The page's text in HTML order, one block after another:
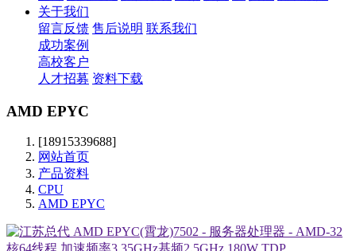
关于我们
留言反馈 售后说明 联系我们
成功案例
高校客户
人才招募 资料下载
AMD EPYC
[18915339688]
网站首页
产品资料
CPU
AMD EPYC